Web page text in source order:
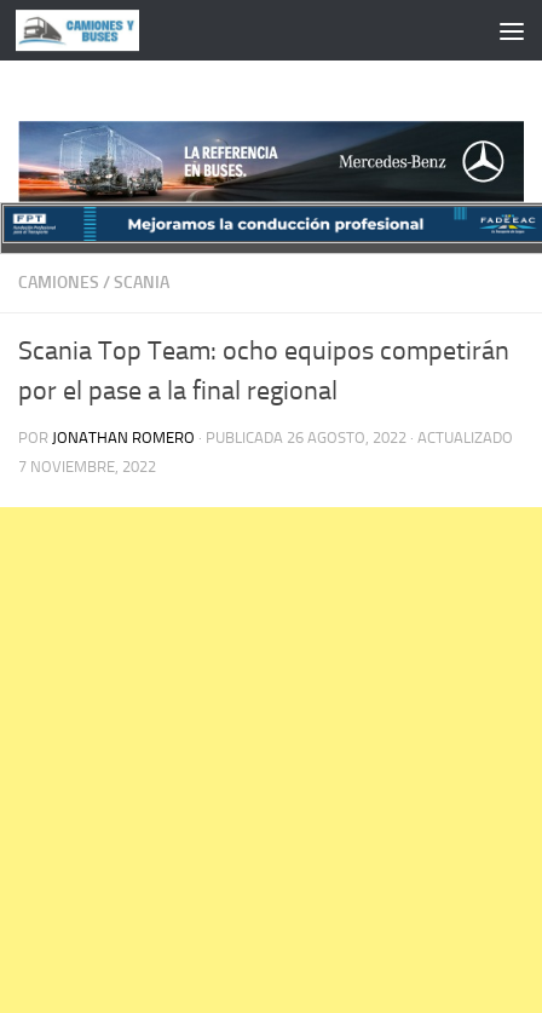
Saltar al contenido
CAMIONES /SCANIA
Scania Top Team: ocho equipos competirán
por el pase a la final regional
POR JONATHAN ROMERO · PUBLICADA 26 AGOSTO, 2022 · ACTUALIZADO
7 NOVIEMBRE, 2022